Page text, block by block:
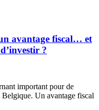
avantage fiscal… et
?
important pour de
Un avantage fiscal